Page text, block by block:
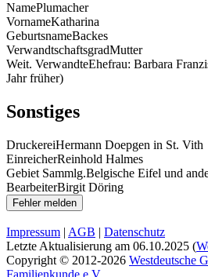
NamePlumacher
VornameKatharina
GeburtsnameBackes
VerwandtschaftsgradMutter
Weit. VerwandteEhefrau: Barbara
Jahr früher)
Sonstiges
DruckereiHermann Doepgen in St. Vith
EinreicherReinhold Halmes
Gebiet Sammlg.Belgische Eifel und
BearbeiterBirgit Döring
Impressum | AGB | Datenschutz
Letzte Aktualisierung am 06.10.2025 (
Copyright © 2012-2026 Westdeutsche
Familienkunde e.V.